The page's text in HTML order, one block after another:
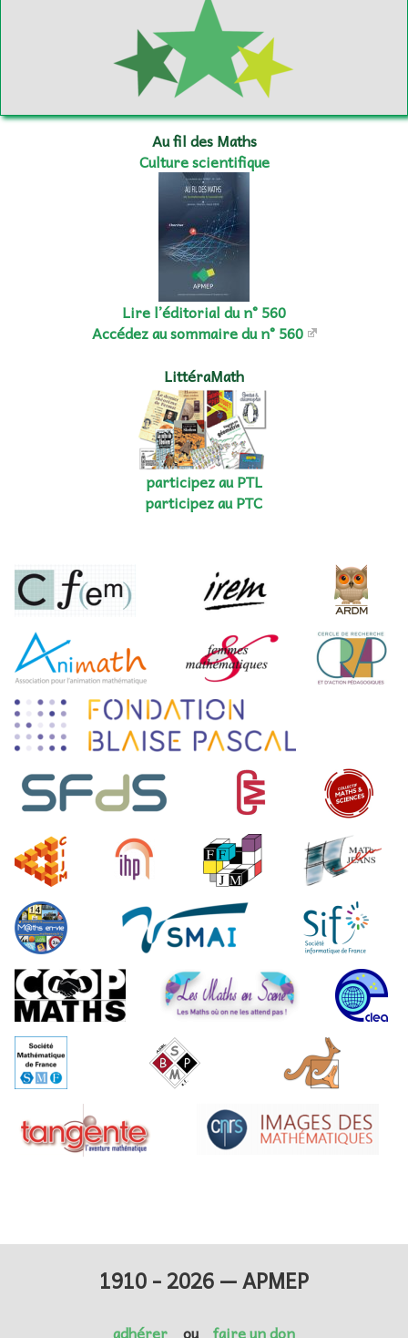
Au fil des Maths
Culture scientifique
Lire l’éditorial du n° 560
Accédez au sommaire du n° 560
LittéraMath
participez au PTL
participez au PTC
1910 - 2026 — APMEP
adhérer ou faire un don